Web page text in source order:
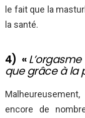
le fait que la
la santé.
4) «
que grâce à la
encore de